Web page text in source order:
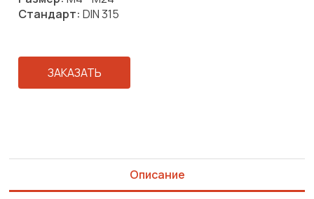
Стандарт: DIN 315
ЗАКАЗАТЬ
Описание